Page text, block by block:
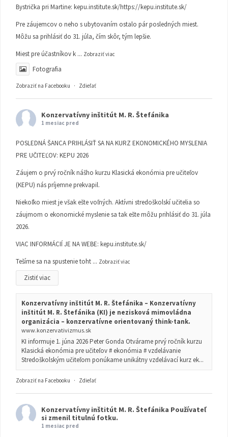
Bystrička pri Martine: kepu.institute.sk/https://kepu.institute.sk/
Pre záujemcov o neho s ubytovaním ostalo pár posledných miest.
Môžu sa prihlásiť do 31. júla, čím skôr, tým lepšie.
Miest pre účastníkov k ... Zobraziť viac
Fotografia
Zobraziť na Facebooku · Zdieľať
Konzervatívny inštitút M. R. Štefánika
1 mesiac pred
POSLEDNÁ ŠANCA PRIHLÁSIŤ SA NA KURZ EKONOMICKÉHO MYSLENIA
PRE UČITEĽOV: KEPU 2026
Záujem o prvý ročník nášho kurzu Klasická ekonómia pre učiteľov
(KEPU) nás príjemne prekvapil.
Niekoľko miest je však ešte voľných. Aktívni stredoškolskí učitelia so
záujmom o ekonomické myslenie sa tak ešte môžu prihlásiť do 31. júla
2026.
VIAC INFORMÁCIÍ JE NA WEBE: kepu.institute.sk/
Tešíme sa na spustenie toht ... Zobraziť viac
Zistiť viac
Konzervatívny inštitút M. R. Štefánika – Konzervatívny
inštitút M. R. Štefánika (KI) je nezisková mimovládna
organizácia – konzervatívne orientovaný think-tank.
www.konzervativizmus.sk
KI informuje 1. júna 2026 Peter Gonda Otvárame prvý ročník kurzu
Klasická ekonómia pre učiteľov # ekonómia # vzdelávanie
Stredoškolským učiteľom ponúkame unikátny vzdelávací kurz ek...
Zobraziť na Facebooku · Zdieľať
Konzervatívny inštitút M. R. Štefánika Používateľ
si zmenil titulnú fotku.
1 mesiac pred